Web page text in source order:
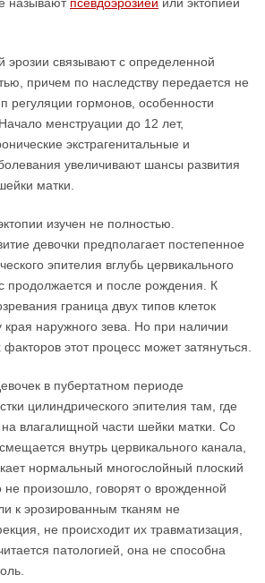
называют псевдоэрозией или эктопией
эрозии связывают с определенной
причем по наследству передается не
регуляции гормонов, особенности
менструации до 12 лет,
экстрагенитальные и
увеличивают шансы развития
матки.
изучен не полностью.
девочки предполагает постепенное
эпителия вглубь цервикального
продолжается и после рождения. К
граница двух типов клеток
края наружного зева. Но при наличии
этот процесс может затянуться.
в пубертатном периоде
цилиндрического эпителия там, где
влагалищной части шейки матки. Со
внутрь цервикального канала,
нормальный многослойный плоский
не произошло, говорят о врожденной
к эрозированным тканям не
не происходит их травматизация,
патологией, она не способна